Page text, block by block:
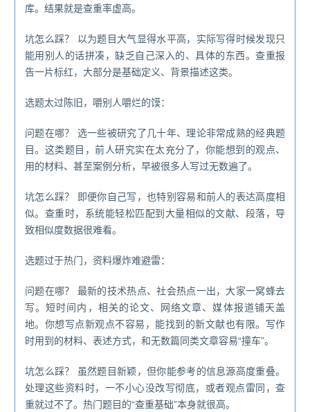
库。结果就是查重率虚高。
坑怎么踩？ 以为题目大气显得水平高，实际写得时候发现只
能用别人的话拼凑，缺乏自己深入的、具体的东西。查重报
告一片标红，大部分是基础定义、背景描述这类。
选题太过陈旧，嚼别人嚼烂的馍：
问题在哪？ 选一些被研究了几十年、理论非常成熟的经典题
目。这类题目，前人研究实在太充分了，你能想到的观点、
用的材料、甚至案例分析，早被很多人写过无数遍了。
坑怎么踩？ 即便你自己写，也特别容易和前人的表达高度相
似。查重时，系统能轻松匹配到大量相似的文献、段落，导
致相似度数据很难看。
选题过于热门，资料爆炸难避雷：
问题在哪？ 最新的技术热点、社会热点一出，大家一窝蜂去
写。短时间内，相关的论文、网络文章、媒体报道铺天盖
地。你想写点新观点不容易，能找到的新文献也有限。写作
时用到的材料、表述方式，和无数篇同类文章容易“撞车”。
坑怎么踩？ 虽然题目新颖，但你能参考的信息源高度重叠。
处理这些资料时，一不小心没改写彻底，或者观点雷同，查
重就过不了。热门题目的“查重基础”本身就很高。